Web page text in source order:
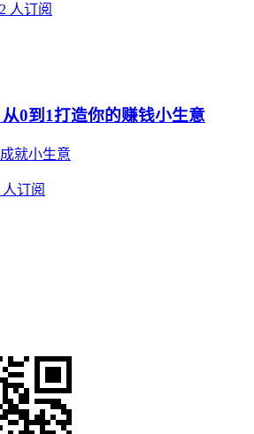
人订阅
0到1打造你的赚钱小生意
就小生意
人订阅